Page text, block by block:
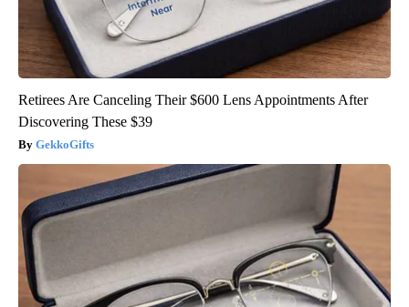
Retirees Are Canceling Their $600 Lens Appointments After
Discovering These $39
GekkoGifts